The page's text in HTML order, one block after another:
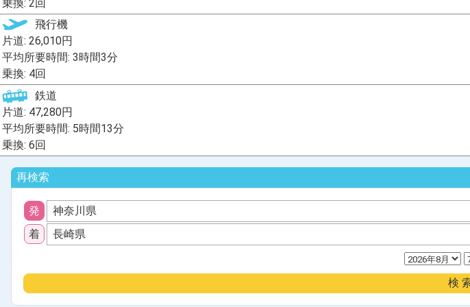
乗換: 2回
飛行機
片道: 26,010円
平均所要時間: 3時間3分
乗換: 4回
鉄道
片道: 47,280円
平均所要時間: 5時間13分
乗換: 6回
再検索
発
神奈川県
着
長崎県